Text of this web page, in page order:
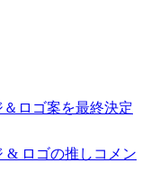
ロゴ案を最終決定
& ロゴの推しコメン